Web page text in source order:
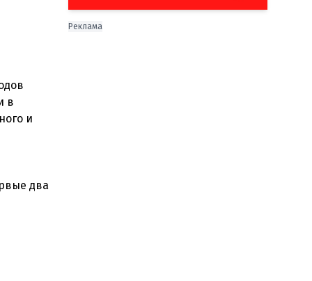
в
и
два
Реклама